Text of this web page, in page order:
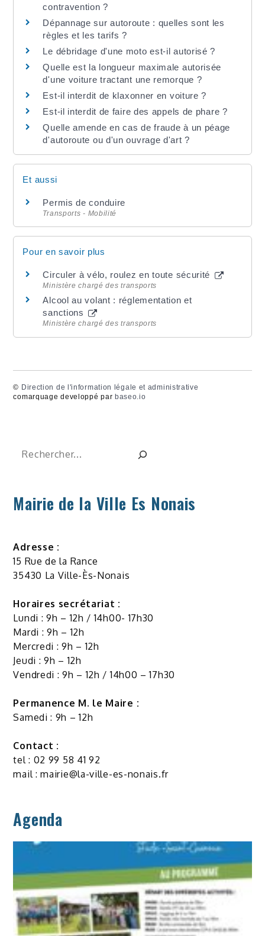
contravention ?
Dépannage sur autoroute : quelles sont les
règles et les tarifs ?
Le débridage d'une moto est-il autorisé ?
Quelle est la longueur maximale autorisée
d'une voiture tractant une remorque ?
Est-il interdit de klaxonner en voiture ?
Est-il interdit de faire des appels de phare ?
Quelle amende en cas de fraude à un péage
d'autoroute ou d'un ouvrage d'art ?
Et aussi
Permis de conduire
Transports - Mobilité
Pour en savoir plus
Circuler à vélo, roulez en toute sécurité
Ministère chargé des transports
Alcool au volant : réglementation et
sanctions
Ministère chargé des transports
© Direction de l'information légale et administrative
comarquage developpé par baseo.io
Rechercher
Mairie de la Ville Es Nonais
Adresse :
15 Rue de la Rance
35430 La Ville-Ès-Nonais
Horaires secrétariat :
Lundi : 9h – 12h / 14h00- 17h30
Mardi : 9h – 12h
Mercredi : 9h – 12h
Jeudi : 9h – 12h
Vendredi : 9h – 12h / 14h00 – 17h30
Permanence M. le Maire :
Samedi : 9h – 12h
Contact :
tel : 02 99 58 41 92
mail :mairie@la-ville-es-nonais.fr
Agenda